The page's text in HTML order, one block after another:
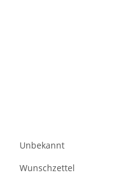
Unbekannt
Wunschzettel